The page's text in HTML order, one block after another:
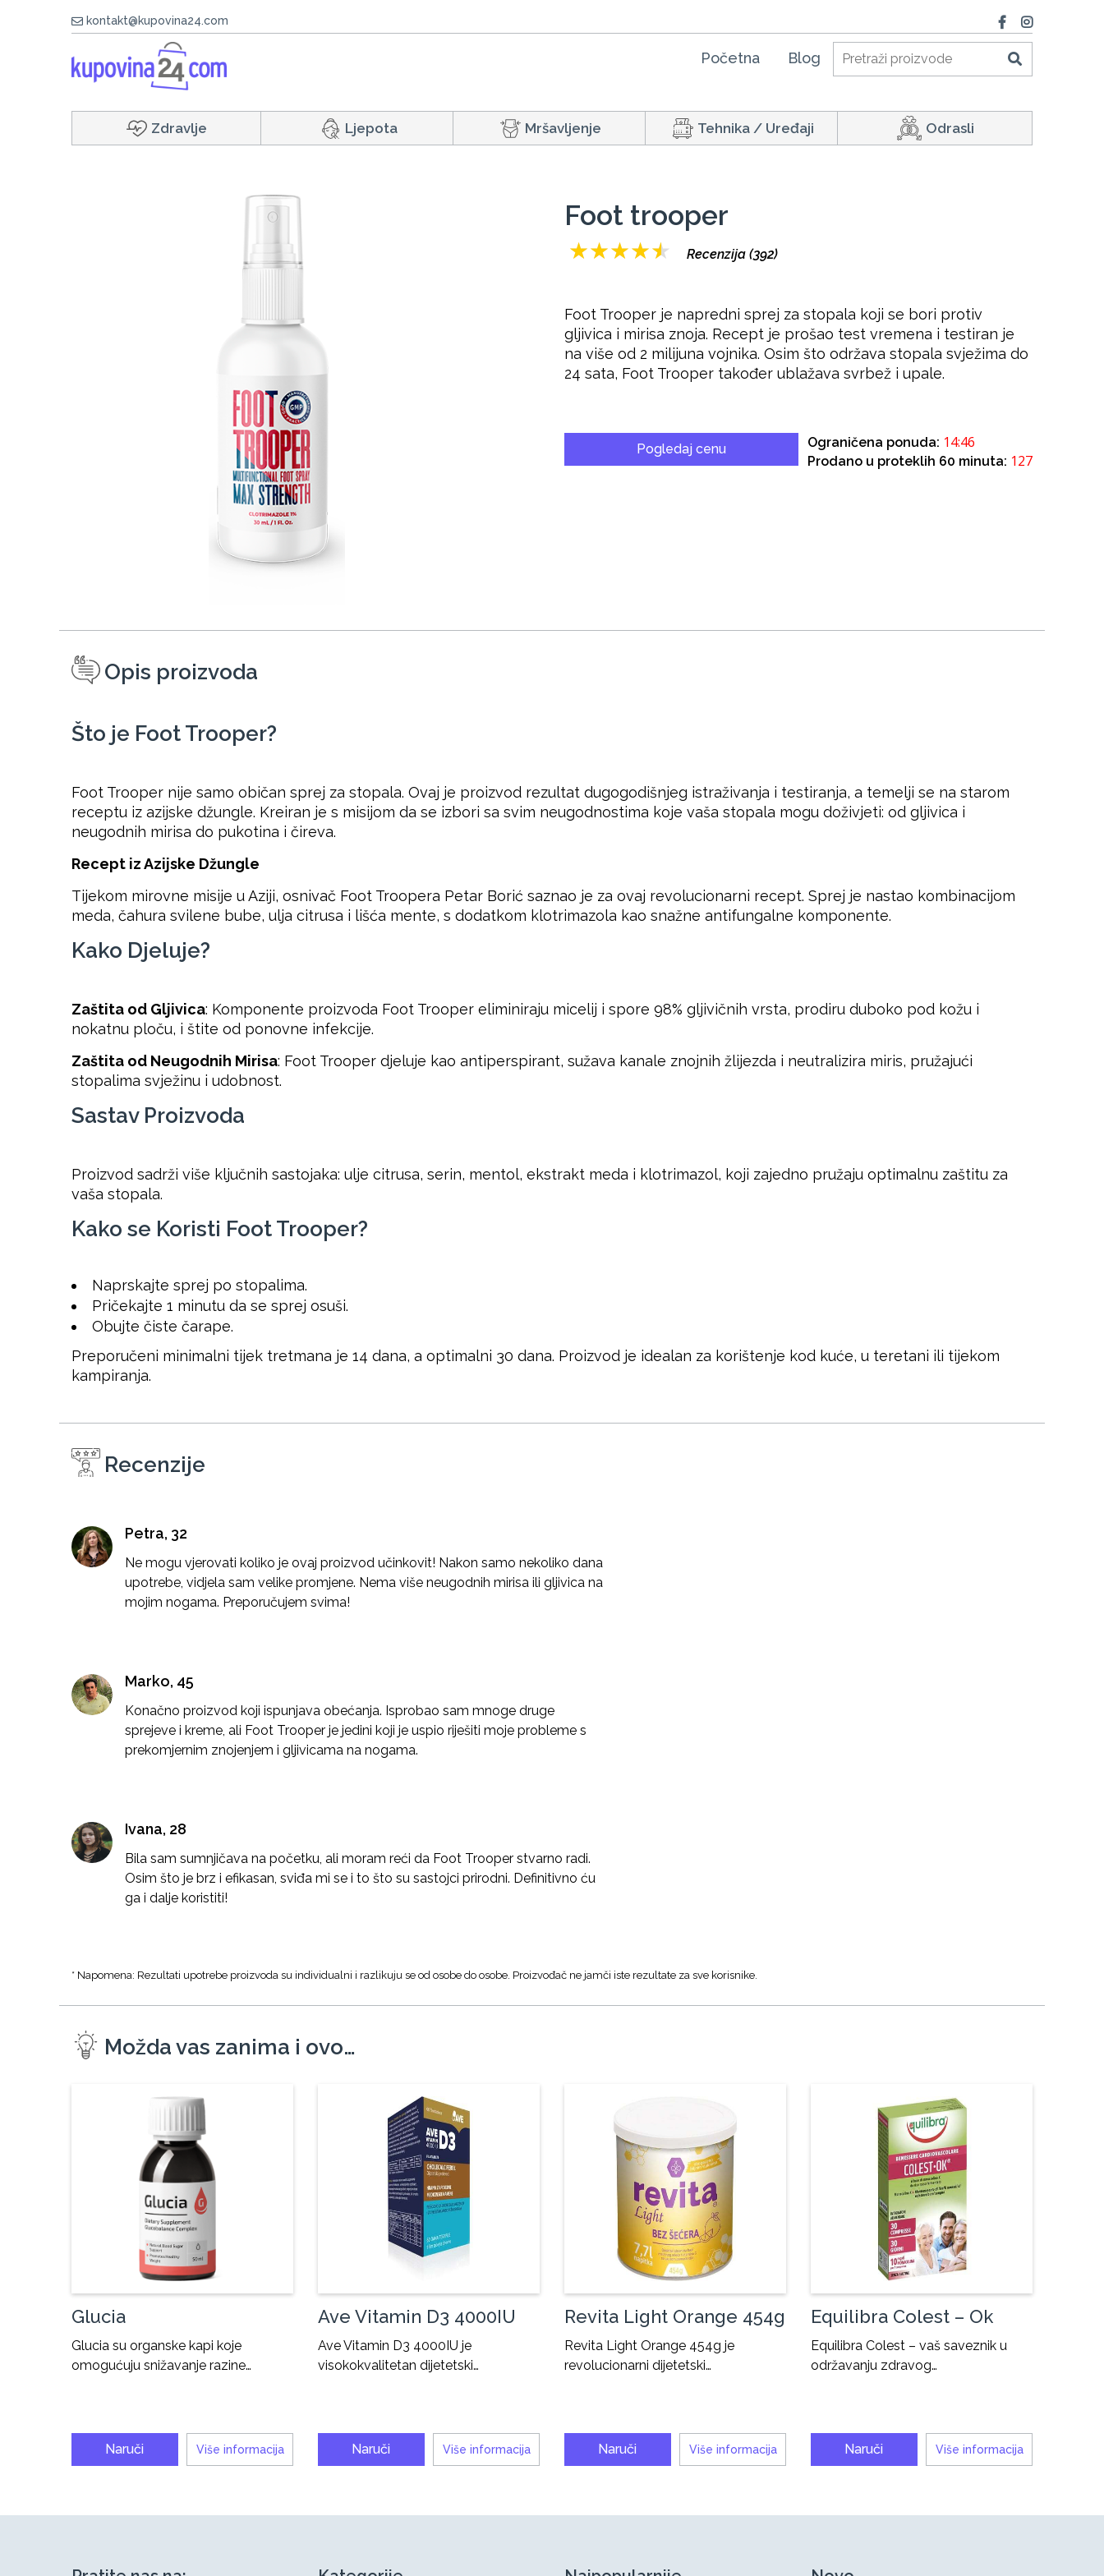
kontakt@kupovina24.com
Početna Blog
Zdravlje Ljepota Mršavljenje Tehnika / Uređaji Odrasli
Foot trooper
★★★★★ Recenzija (392)
Foot Trooper je napredni sprej za stopala koji se bori protiv
gljivica i mirisa znoja. Recept je prošao test vremena i testiran je
na više od 2 milijuna vojnika. Osim što održava stopala svježima do
24 sata, Foot Trooper također ublažava svrbež i upale.
Pogledaj cenu Ograničena ponuda: 14:45
Prodano u proteklih 60 minuta: 127
Opis proizvoda
Što je Foot Trooper?
Foot Trooper nije samo običan sprej za stopala. Ovaj je proizvod rezultat dugogodišnjeg istraživanja i testiranja, a temelji se na starom
receptu iz azijske džungle. Kreiran je s misijom da se izbori sa svim neugodnostima koje vaša stopala mogu doživjeti: od gljivica i
neugodnih mirisa do pukotina i čireva.
Recept iz Azijske Džungle
Tijekom mirovne misije u Aziji, osnivač Foot Troopera Petar Borić saznao je za ovaj revolucionarni recept. Sprej je nastao kombinacijom
meda, čahura svilene bube, ulja citrusa i lišća mente, s dodatkom klotrimazola kao snažne antifungalne komponente.
Kako Djeluje?
Zaštita od Gljivica: Komponente proizvoda Foot Trooper eliminiraju micelij i spore 98% gljivičnih vrsta, prodiru duboko pod kožu i
nokatnu ploču, i štite od ponovne infekcije.
Zaštita od Neugodnih Mirisa: Foot Trooper djeluje kao antiperspirant, sužava kanale znojnih žlijezda i neutralizira miris, pružajući
stopalima svježinu i udobnost.
Sastav Proizvoda
Proizvod sadrži više ključnih sastojaka: ulje citrusa, serin, mentol, ekstrakt meda i klotrimazol, koji zajedno pružaju optimalnu zaštitu za
vaša stopala.
Kako se Koristi Foot Trooper?
Naprskajte sprej po stopalima.
Pričekajte 1 minutu da se sprej osuši.
Obujte čiste čarape.
Preporučeni minimalni tijek tretmana je 14 dana, a optimalni 30 dana. Proizvod je idealan za korištenje kod kuće, u teretani ili tijekom
kampiranja.
Recenzije
Petra, 32
Ne mogu vjerovati koliko je ovaj proizvod učinkovit! Nakon samo nekoliko dana
upotrebe, vidjela sam velike promjene. Nema više neugodnih mirisa ili gljivica na
mojim nogama. Preporučujem svima!
Marko, 45
Konačno proizvod koji ispunjava obećanja. Isprobao sam mnoge druge
sprejeve i kreme, ali Foot Trooper je jedini koji je uspio riješiti moje probleme s
prekomjernim znojenjem i gljivicama na nogama.
Ivana, 28
Bila sam sumnjičava na početku, ali moram reći da Foot Trooper stvarno radi.
Osim što je brz i efikasan, sviđa mi se i to što su sastojci prirodni. Definitivno ću
ga i dalje koristiti!
* Napomena: Rezultati upotrebe proizvoda su individualni i razlikuju se od osobe do osobe. Proizvođač ne jamči iste rezultate za sve korisnike.
Možda vas zanima i ovo…
Glucia
Glucia su organske kapi koje
omogućuju snižavanje razine…
Naruči Više informacija
Ave Vitamin D3 4000IU
Ave Vitamin D3 4000IU je
visokokvalitetan dijetetski…
Naruči Više informacija
Revita Light Orange 454g
Revita Light Orange 454g je
revolucionarni dijetetski…
Naruči Više informacija
Equilibra Colest – Ok
Equilibra Colest – vaš saveznik u
održavanju zdravog…
Naruči Više informacija